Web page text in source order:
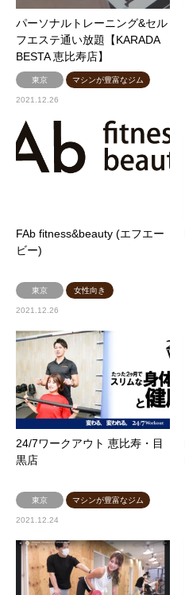
パーソナルトレーニング&セル
フエステ通い放題【KARADA
BESTA 恵比寿店】
東京 マシンが豊富なジム
2021.12.26
FAb fitness&beauty (エフエー
ビー)
東京 女性向き
2021.12.26
24/7ワークアウト 恵比寿・目
黒店
東京 マシンが豊富なジム
2021.12.24